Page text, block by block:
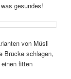
gesundes!
von Müsli
Brücke schlagen,
fitten